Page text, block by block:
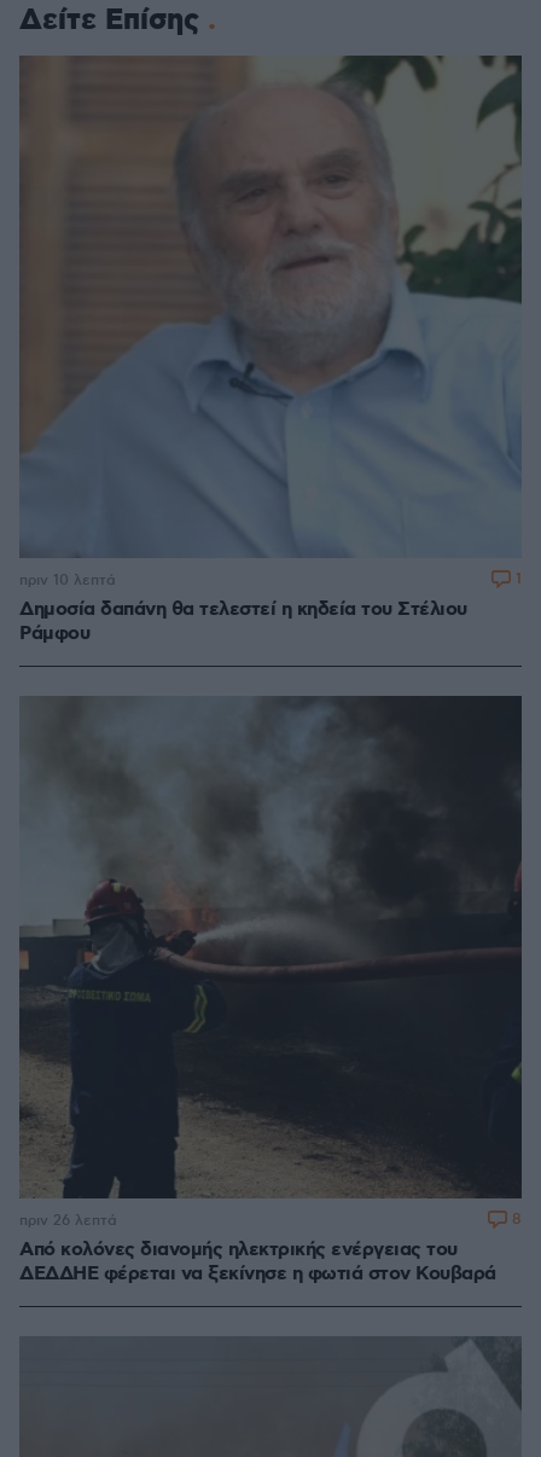
Δείτε Επίσης
Δημοσία δαπάνη θα τελεστεί η κηδεία του Στέλιου
Ράμφου
πριν 10 λεπτά 1
Από κολόνες διανομής ηλεκτρικής ενέργειας του
ΔΕΔΔΗΕ φέρεται να ξεκίνησε η φωτιά στον Κουβαρά
πριν 26 λεπτά 8